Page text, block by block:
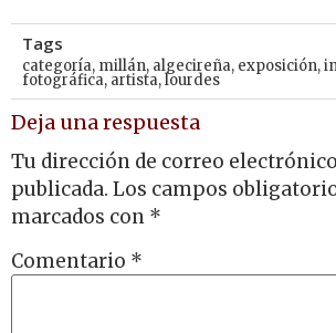
Tags
categoría, millán, algecireña, exposición,
fotográfica, artista,lourdes
Deja una respuesta
Tu dirección de correo
publicada. Los campos
marcados con *
Comentario *